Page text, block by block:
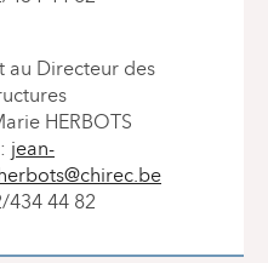
au Directeur des
HERBOTS
jean-
434 44 82